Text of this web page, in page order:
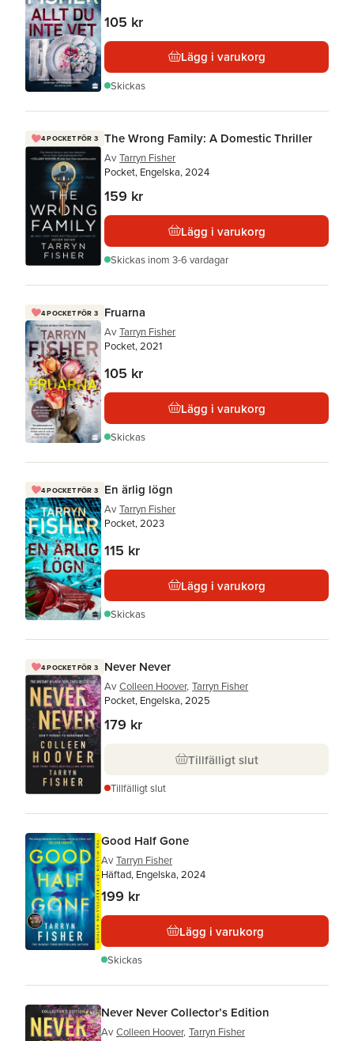
105 kr
Lägg i varukorg
Skickas
4 POCKET FÖR 3 The Wrong Family: A Domestic Thriller
Av Tarryn Fisher
Pocket, Engelska, 2024
159 kr
Lägg i varukorg
Skickas inom 3-6 vardagar
4 POCKET FÖR 3 Fruarna
Av Tarryn Fisher
Pocket, 2021
105 kr
Lägg i varukorg
Skickas
4 POCKET FÖR 3 En ärlig lögn
Av Tarryn Fisher
Pocket, 2023
115 kr
Lägg i varukorg
Skickas
4 POCKET FÖR 3 Never Never
Av Colleen Hoover, Tarryn Fisher
Pocket, Engelska, 2025
179 kr
Tillfälligt slut
Tillfälligt slut
Good Half Gone
Av Tarryn Fisher
Häftad, Engelska, 2024
199 kr
Lägg i varukorg
Skickas
Never Never Collector’s Edition
Av Colleen Hoover, Tarryn Fisher